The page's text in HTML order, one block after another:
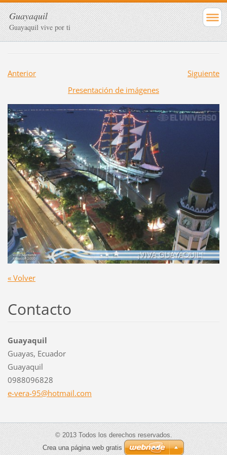
Guayaquil
Guayaquil vive por ti
Anterior
Siguiente
Presentación de imágenes
« Volver
Contacto
Guayaquil
Guayas, Ecuador
Guayaquil
0988096828
e-vera-95@hotmail.com
© 2013 Todos los derechos reservados.
Crea una página web gratis